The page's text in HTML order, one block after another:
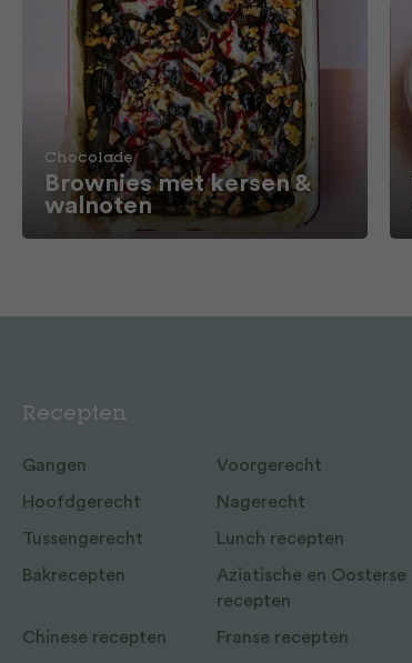
Chocolade
Brownies met kersen &
walnoten
Recepten
Gangen Voorgerecht
Hoofdgerecht Nagerecht
Tussengerecht Lunch recepten
Bakrecepten
Aziatische en Oosterse
recepten
Chinese recepten Franse recepten